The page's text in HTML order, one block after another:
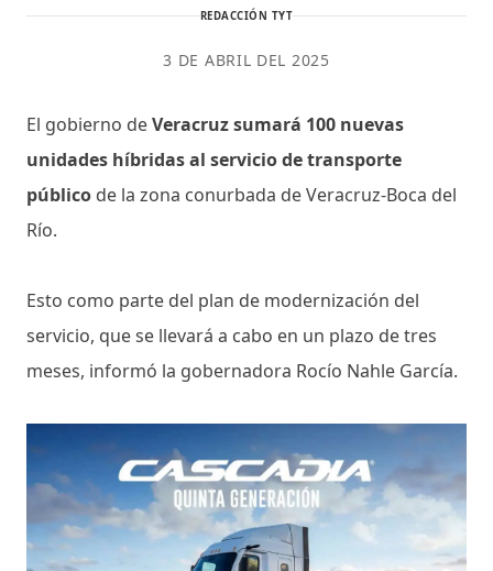
REDACCIÓN TYT
3 DE ABRIL DEL 2025
El gobierno deVeracruz sumará 100 nuevas
unidades híbridas al servicio de transporte
público de la zona conurbada de Veracruz-Boca del
Río.
Esto como parte del plan de modernización del
servicio, que se llevará a cabo en un plazo de tres
meses, informó la gobernadora Rocío Nahle García.